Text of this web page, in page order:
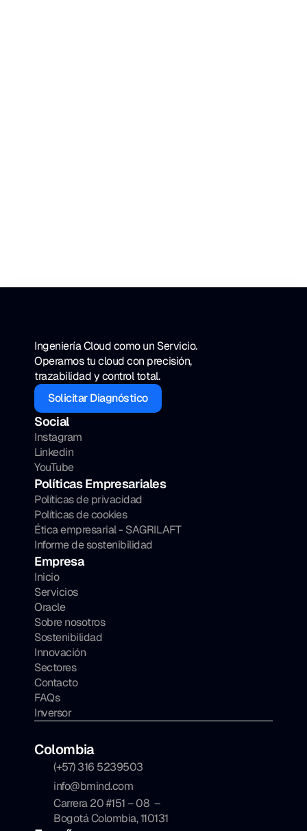
financieros? Es un riesgo de cumplimiento...
Ingeniería Cloud como un Servicio.
Operamos tu cloud con precisión,
trazabilidad y control total.
Solicitar Diagnóstico
Social
Instagram
Linkedin
YouTube
Políticas Empresariales
Políticas de privacidad
Políticas de cookies
Ética empresarial - SAGRILAFT
Informe de sostenibilidad
Empresa
Inicio
Servicios
Oracle
Sobre nosotros
Sostenibilidad
Innovación
Sectores
Contacto
FAQs
Inversor
Colombia
(+57) 316 5239503
info@bmind.com
Carrera 20 #151 – 08  –
Bogotá Colombia, 110131